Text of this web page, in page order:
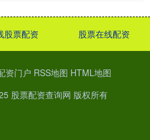
股票配资 股票在线配资
资门户 RSS地图 HTML地图
股票配资查询网 版权所有